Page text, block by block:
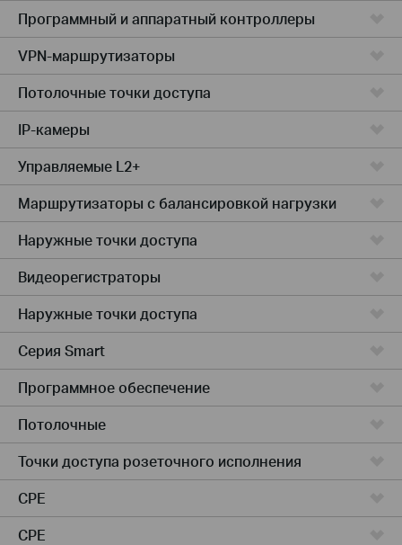
Программный и аппаратный контроллеры
VPN-маршрутизаторы
Потолочные точки доступа
IP-камеры
Управляемые L2+
Маршрутизаторы с балансировкой нагрузки
Наружные точки доступа
Видеорегистраторы
Наружные точки доступа
Серия Smart
Программное обеспечение
Потолочные
Точки доступа розеточного исполнения
CPE
CPE